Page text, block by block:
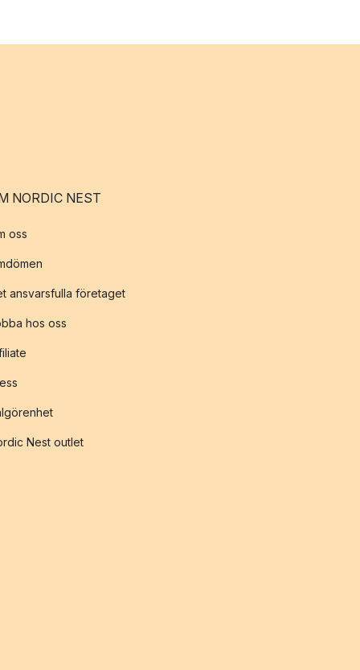
NORDIC NEST
oss
ansvarsfulla företaget
hos oss
Nest outlet